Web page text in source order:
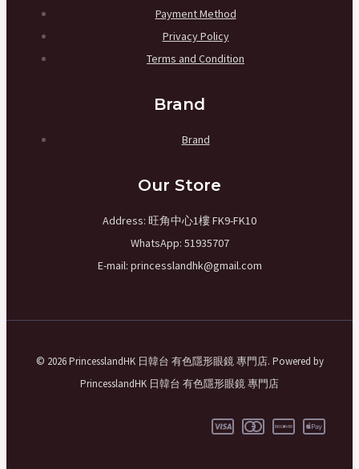
Payment Method
Privacy Policy
Terms and Condition
Brand
Brand
Our Store
Address: 旺角中心1樓 FK9-FK10
WhatsApp: 51935707
E-mail: princesslandhk@gmail.com
© 2026 PrincesslandHK ​日韓台 有色隱形眼鏡 專門店. Powered by
PrincesslandHK ​日韓台 有色隱形眼鏡 專門店